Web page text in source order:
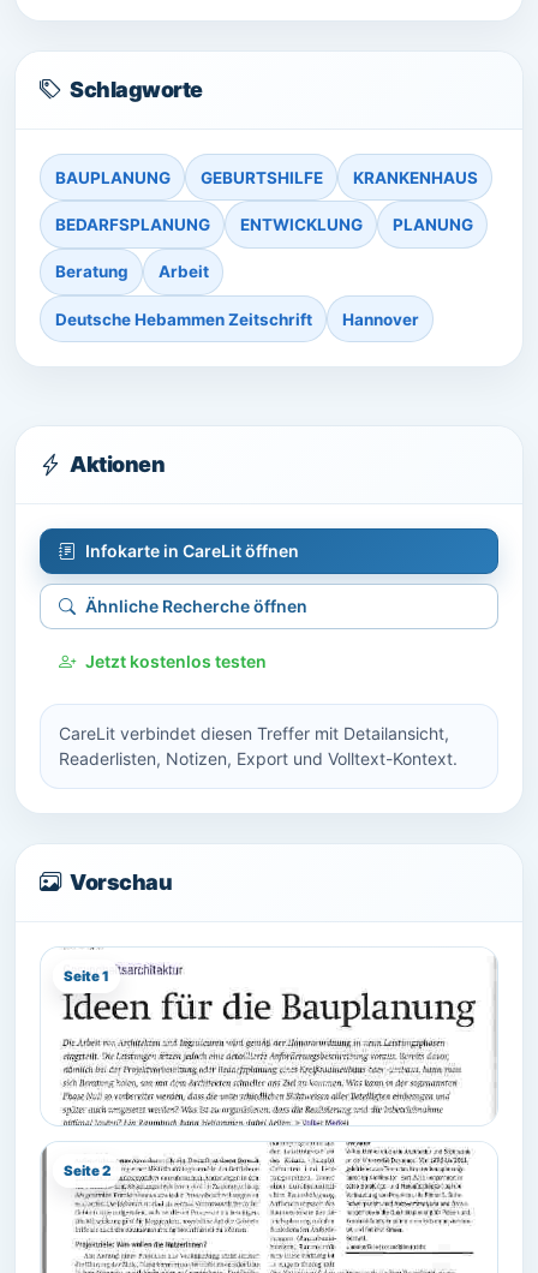
Schlagworte
BAUPLANUNG GEBURTSHILFE KRANKENHAUS
BEDARFSPLANUNG ENTWICKLUNG PLANUNG
Beratung Arbeit
Deutsche Hebammen Zeitschrift Hannover
Aktionen
Infokarte in CareLit öffnen
Ähnliche Recherche öffnen
Jetzt kostenlos testen
CareLit verbindet diesen Treffer mit Detailansicht,
Readerlisten, Notizen, Export und Volltext-Kontext.
Vorschau
Seite 1
Seite 2